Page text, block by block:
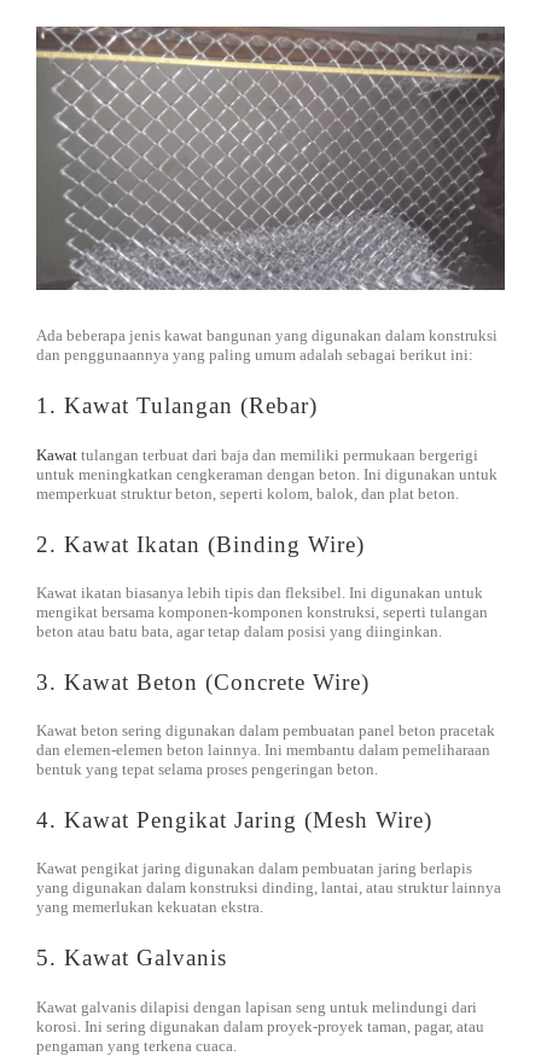
Jasa Konsultan & Desain Perencanaan
BLOG
HUBUNGI
Ada beberapa jenis kawat bangunan yang digunakan dalam konstruksi
dan penggunaannya yang paling umum adalah sebagai berikut ini:
1. Kawat Tulangan (Rebar)
Kawat tulangan terbuat dari baja dan memiliki permukaan bergerigi
untuk meningkatkan cengkeraman dengan beton. Ini digunakan untuk
memperkuat struktur beton, seperti kolom, balok, dan plat beton.
2. Kawat Ikatan (Binding Wire)
Kawat ikatan biasanya lebih tipis dan fleksibel. Ini digunakan untuk
mengikat bersama komponen-komponen konstruksi, seperti tulangan
beton atau batu bata, agar tetap dalam posisi yang diinginkan.
3. Kawat Beton (Concrete Wire)
Kawat beton sering digunakan dalam pembuatan panel beton pracetak
dan elemen-elemen beton lainnya. Ini membantu dalam pemeliharaan
bentuk yang tepat selama proses pengeringan beton.
4. Kawat Pengikat Jaring (Mesh Wire)
Kawat pengikat jaring digunakan dalam pembuatan jaring berlapis
yang digunakan dalam konstruksi dinding, lantai, atau struktur lainnya
yang memerlukan kekuatan ekstra.
5. Kawat Galvanis
Kawat galvanis dilapisi dengan lapisan seng untuk melindungi dari
korosi. Ini sering digunakan dalam proyek-proyek taman, pagar, atau
pengaman yang terkena cuaca.